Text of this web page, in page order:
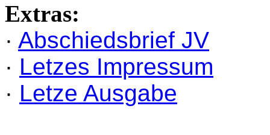
Extras:
· Abschiedsbrief JV
· Letzes Impressum
· Letze Ausgabe